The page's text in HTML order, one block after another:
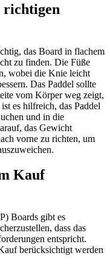
richtigen
das Board in flachem
zu finden. Die Füße
wobei die Knie leicht
Das Paddel sollte
vom Körper weg zeigt,
es hilfreich, das Paddel
und in die
das Gewicht
vorne zu richten, um
Kauf
Boards gibt es
dass das
entspricht.
berücksichtigt werden